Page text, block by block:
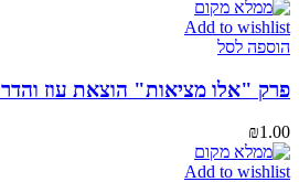
Add to wishlist
הוספה לסל
פרק "אלו מציאות" הוצאת עוז
₪1.00
Add to wishlist